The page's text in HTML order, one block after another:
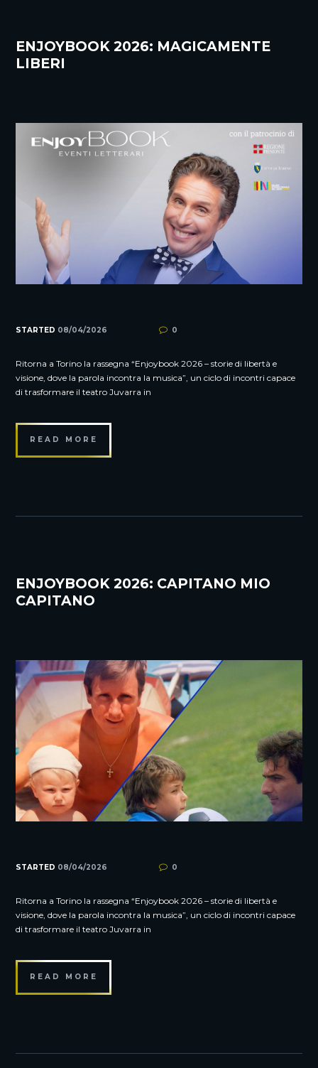
ENJOYBOOK 2026: MAGICAMENTE
LIBERI
STARTED 08/04/2026 0
Ritorna a Torino la rassegna “Enjoybook 2026 – storie di libertà e
visione, dove la parola incontra la musica”, un ciclo di incontri capace
di trasformare il teatro Juvarra in
READ MORE
ENJOYBOOK 2026: CAPITANO MIO
CAPITANO
STARTED 08/04/2026 0
Ritorna a Torino la rassegna “Enjoybook 2026 – storie di libertà e
visione, dove la parola incontra la musica”, un ciclo di incontri capace
di trasformare il teatro Juvarra in
READ MORE